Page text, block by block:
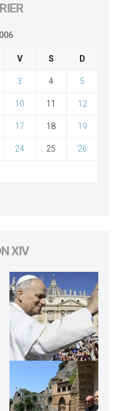
V S D
3 4 5
10 11 12
17 18 19
24 25 26
XIV